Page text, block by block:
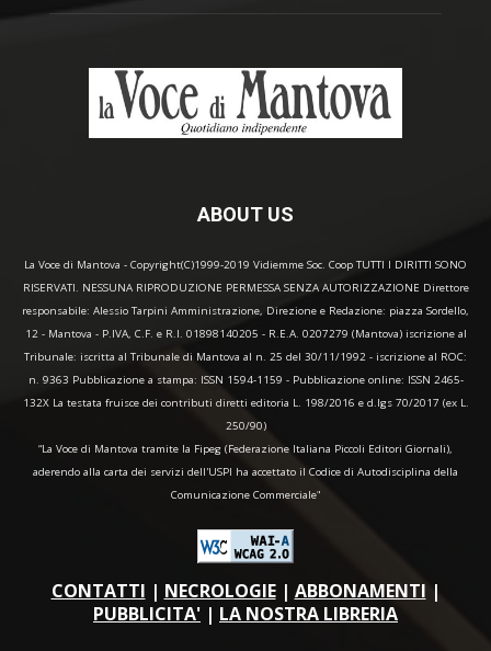
ABOUT US
La Voce di Mantova - Copyright(C)1999-2019 Vidiemme Soc. Coop TUTTI I DIRITTI SONO
RISERVATI. NESSUNA RIPRODUZIONE PERMESSA SENZA AUTORIZZAZIONE Direttore
responsabile: Alessio Tarpini Amministrazione, Direzione e Redazione: piazza Sordello,
12 - Mantova - P.IVA, C.F. e R.I. 01898140205 - R.E.A. 0207279 (Mantova) iscrizione al
Tribunale: iscritta al Tribunale di Mantova al n. 25 del 30/11/1992 - iscrizione al ROC:
n. 9363 Pubblicazione a stampa: ISSN 1594-1159 - Pubblicazione online: ISSN 2465-
132X La testata fruisce dei contributi diretti editoria L. 198/2016 e d.lgs 70/2017 (ex L.
250/90)
“La Voce di Mantova tramite la Fipeg (Federazione Italiana Piccoli Editori Giornali),
aderendo alla carta dei servizi dell'USPI ha accettato il Codice di Autodisciplina della
Comunicazione Commerciale"
CONTATTI | NECROLOGIE| ABBONAMENTI |
PUBBLICITA' | LA NOSTRA LIBRERIA